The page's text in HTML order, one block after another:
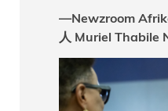
—Newzroom
人 Muriel Thabile